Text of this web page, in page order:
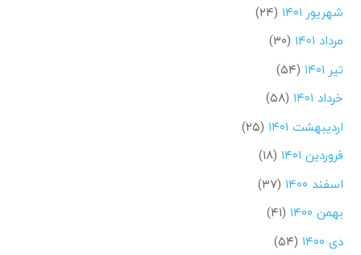
شهریور ۱۴۰۱
(۲۴)
مرداد ۱۴۰۱
(۳۰)
تیر ۱۴۰۱
(۵۴)
خرداد ۱۴۰۱
(۵۸)
اردیبهشت ۱۴۰۱
(۲۵)
فروردین ۱۴۰۱
(۱۸)
اسفند ۱۴۰۰
(۳۷)
بهمن ۱۴۰۰
(۴۱)
دی ۱۴۰۰
(۵۴)